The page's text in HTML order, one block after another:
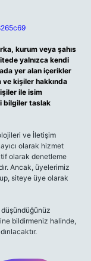
kurum veya şahıs
yalnızca kendi
yer alan içerikler
kişiler hakkında
ile isim
bilgiler taslak
ve İletişim
olarak hizmet
olarak denetleme
Ancak, üyelerimiz
siteye üye olarak
bildirmeniz halinde,